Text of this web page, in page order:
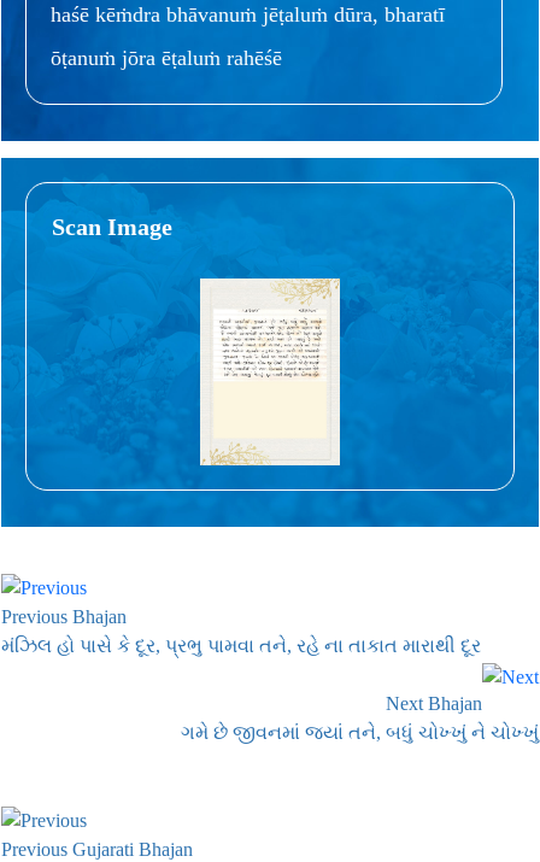
haśē kēṁdra bhāvanuṁ jēṭaluṁ dūra, bharatī
ōṭanuṁ jōra ēṭaluṁ rahēśē
Scan Image
Previous Bhajan
મંઝિલ હો પાસે કે દૂર, પ્રભુ પામવા તને, રહે ના તાકાત મારાથી દૂર
Next Bhajan
ગમે છે જીવનમાં જ્યાં તને, બધું ચોખ્ખું ને ચોખ્ખું
Previous Gujarati Bhajan